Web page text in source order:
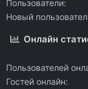
Пользователи
Новый
Онлайн
Пользователей
Гостей онлайн